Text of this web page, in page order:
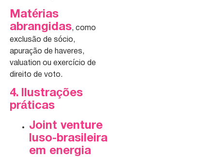
Matérias
abrangidas, como
exclusão de sócio,
apuração de haveres,
valuation ou exercício de
direito de voto.
4. Ilustrações
práticas
Joint venture
luso-brasileira
em energia